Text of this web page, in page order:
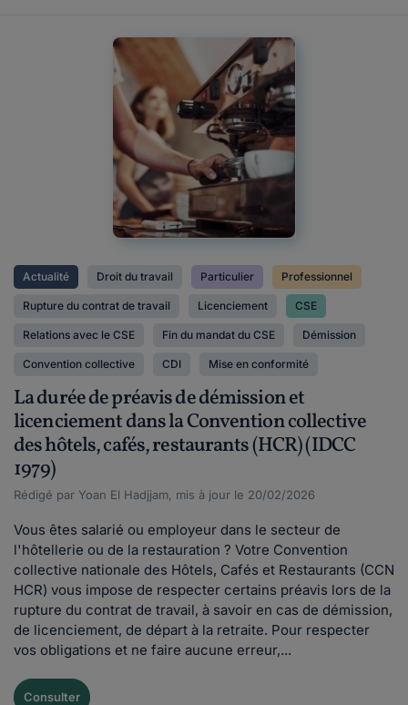
Actualité Droit du travail Particulier Professionnel
Rupture du contrat de travail Licenciement CSE
Relations avec le CSE Fin du mandat du CSE Démission
Convention collective CDI Mise en conformité
La durée de préavis de démission et
licenciement dans la Convention collective
des hôtels, cafés, restaurants (HCR) (IDCC
1979)
Rédigé par Yoan El Hadjjam, mis à jour le 20/02/2026
Vous êtes salarié ou employeur dans le secteur de
l'hôtellerie ou de la restauration ? Votre Convention
collective nationale des Hôtels, Cafés et Restaurants (CCN
HCR) vous impose de respecter certains préavis lors de la
rupture du contrat de travail, à savoir en cas de démission,
de licenciement, de départ à la retraite. Pour respecter
vos obligations et ne faire aucune erreur,...
Consulter